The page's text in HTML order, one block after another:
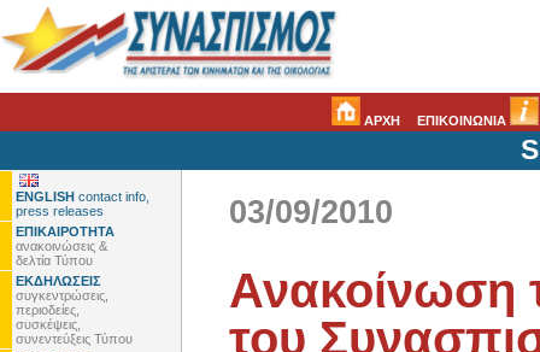
ΑΡΧΗ ΕΠΙΚΟΙΝΩΝΙΑ
ENGLISH contact info,
press releases
ΕΠΙΚΑΙΡΟΤΗΤΑ
ανακοινώσεις &
δελτία Τύπου
ΕΚΔΗΛΩΣΕΙΣ
συγκεντρώσεις,
περιοδείες,
συσκέψεις,
συνεντεύξεις Τύπου
03/09/2010
Ανακοίνωση
του